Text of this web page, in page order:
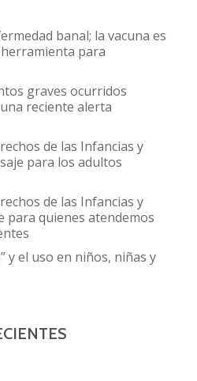
banal; la vacuna es
para
graves ocurridos
reciente alerta
de las Infancias y
para los adultos
de las Infancias y
para quienes atendemos
y el uso en niños, niñas y